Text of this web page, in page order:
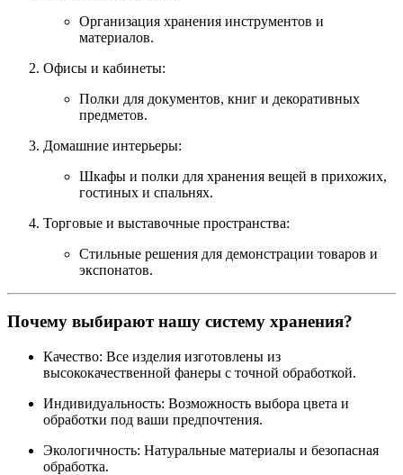
Организация хранения инструментов и
материалов.
Офисы и кабинеты:
Полки для документов, книг и декоративных
предметов.
Домашние интерьеры:
Шкафы и полки для хранения вещей в прихожих,
гостиных и спальнях.
Торговые и выставочные пространства:
Стильные решения для демонстрации товаров и
экспонатов.
Почему выбирают нашу систему хранения?
Качество: Все изделия изготовлены из
высококачественной фанеры с точной обработкой.
Индивидуальность: Возможность выбора цвета и
обработки под ваши предпочтения.
Экологичность: Натуральные материалы и безопасная
обработка.